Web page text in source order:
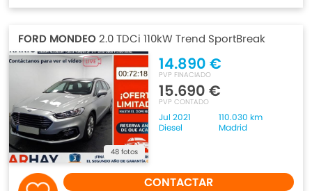
FORD MONDEO2.0 TDCi 110kW Trend SportBreak
48 fotos
14.890 €
PVP FINACIADO
15.690 €
PVP CONTADO
Jul 2021
110.030 km
Diesel
Madrid
CONTACTAR